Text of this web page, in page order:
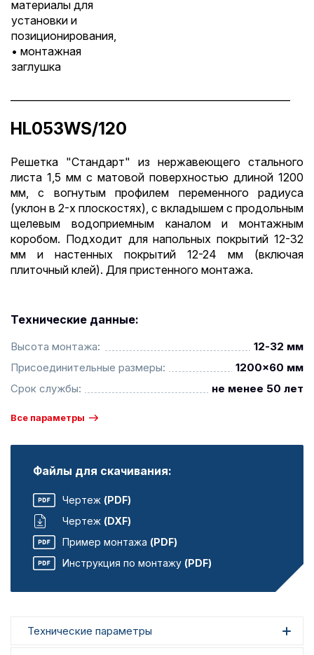
материалы для
установки и
позиционирования,
• монтажная
заглушка
HL053WS/120
Решетка "Стандарт" из нержавеющего стального
листа 1,5 мм с матовой поверхностью длиной 1200
мм, с вогнутым профилем переменного радиуса
(уклон в 2-х плоскостях), с вкладышем с продольным
щелевым водоприемным каналом и монтажным
коробом. Подходит для напольных покрытий 12-32
мм и настенных покрытий 12-24 мм (включая
плиточный клей). Для пристенного монтажа.
Технические данные:
Высота монтажа:
12-32 мм
Присоединительные размеры:
1200x60 мм
Срок службы:
не менее 50 лет
Все параметры
Файлы для скачивания:
Чертеж (PDF)
Чертеж (DXF)
Пример монтажа (PDF)
Инструкция по монтажу (PDF)
Технические параметры